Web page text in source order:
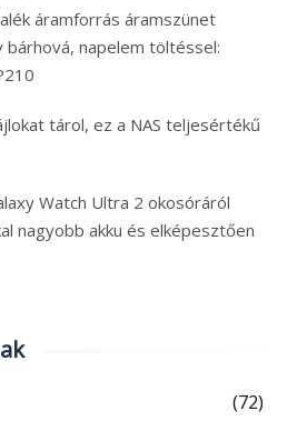
áramforrás áramszünet
napelem töltéssel:
tárol, ez a NAS teljesértékű
Watch Ultra 2 okosóráról
nagyobb akku és elképesztően
(72)